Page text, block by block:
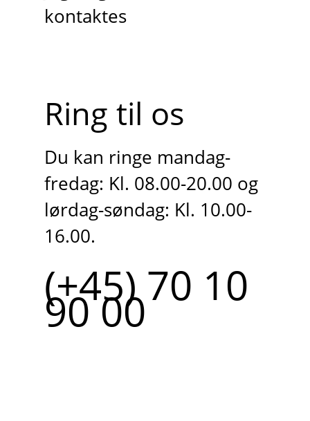
kontaktes
Ring til os
Du kan ringe mandag-
fredag: Kl. 08.00-20.00 og
lørdag-søndag: Kl. 10.00-
16.00.
(+45) 70 10
90 00